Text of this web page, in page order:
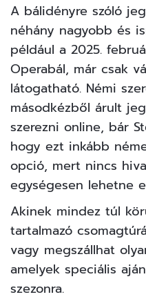
A bálidényre szóló
néhány nagyobb és
például a 2025.
Operabál, már csak
látogatható. Némi
másodkézből árult
szerezni online, bár
hogy ezt inkább
opció, mert nincs
egységesen lehetne
Akinek mindez túl
tartalmazó
vagy megszállhat
amelyek speciális
szezonra.